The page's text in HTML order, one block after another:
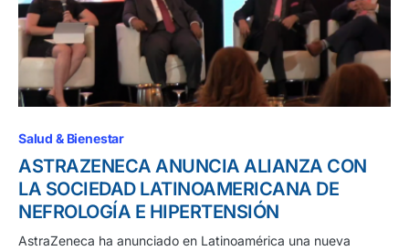
Salud & Bienestar
ASTRAZENECA ANUNCIA ALIANZA CON
LA SOCIEDAD LATINOAMERICANA DE
NEFROLOGÍA E HIPERTENSIÓN
AstraZeneca ha anunciado en Latinoamérica una nueva